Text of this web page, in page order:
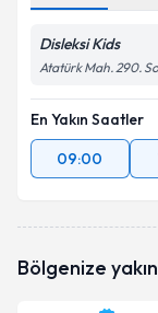
Disleksi Kids
Atatürk Mah. 290.
En Yakın Saatler
09:00
Bölgenize